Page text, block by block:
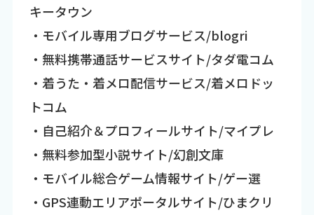
キータウン
・モバイル専用ブログサービス/blogri
・無料携帯通話サービスサイト/タダ電コム
・着うた・着メロ配信サービス/着メロドッ
トコム
・自己紹介＆プロフィールサイト/マイプレ
・無料参加型小説サイト/幻創文庫
・モバイル総合ゲーム情報サイト/ゲー選
・GPS連動エリアポータルサイト/ひまクリ